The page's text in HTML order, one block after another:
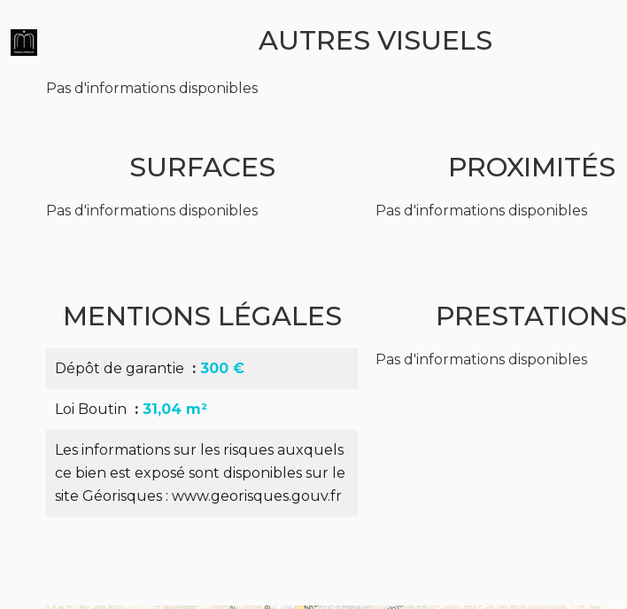
AUTRES VISUELS
Pas d'informations disponibles
SURFACES
Pas d'informations disponibles
PROXIMITÉS
Pas d'informations disponibles
MENTIONS LÉGALES
Dépôt de garantie 300 €
Loi Boutin 31,04 m²
Les informations sur les risques auxquels
ce bien est exposé sont disponibles sur le
site Géorisques : www.georisques.gouv.fr
PRESTATIONS
Pas d'informations disponibles